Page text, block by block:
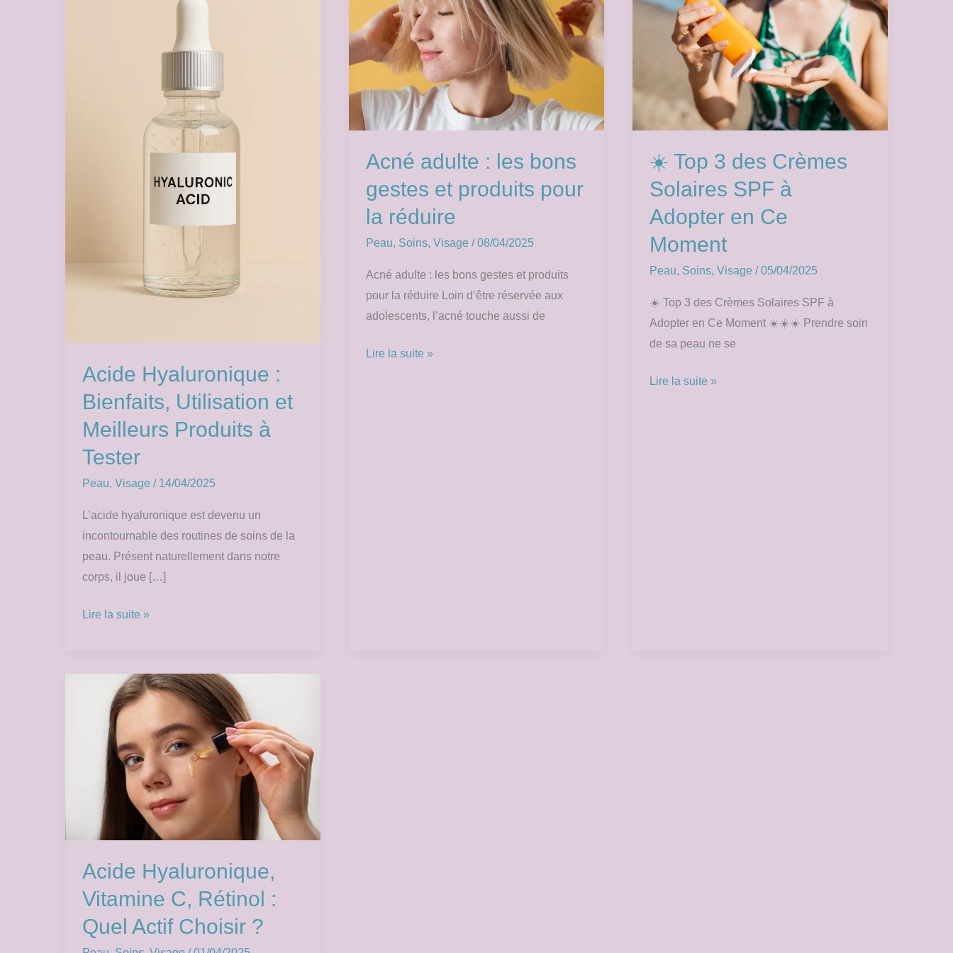
Acide Hyaluronique :
Bienfaits, Utilisation et
Meilleurs Produits à
Tester
Peau, Visage / 14/04/2025
L’acide hyaluronique est devenu un
incontournable des routines de soins de la
peau. Présent naturellement dans notre
corps, il joue […]
Lire la suite »
Acné adulte : les bons
gestes et produits pour
la réduire
Peau, Soins, Visage/08/04/2025
Acné adulte : les bons gestes et produits
pour la réduire Loin d’être réservée aux
adolescents, l’acné touche aussi de
les
bons
gestes
et
produits
pour
la
Lire la suite »
☀️ Top 3 des Crèmes
Solaires SPF à
Adopter en Ce
Moment
Peau, Soins, Visage/05/04/2025
☀️ Top 3 des Crèmes Solaires SPF à
Adopter en Ce Moment ☀️☀️☀️ Prendre soin
de sa peau ne se
Crèmes
Solaires
Adopter
en
Ce
Moment
Lire la suite »
Acide Hyaluronique,
Vitamine C, Rétinol :
Quel Actif Choisir ?
Hyaluronique,
Vitamine
Rétinol
Quel
Actif
?